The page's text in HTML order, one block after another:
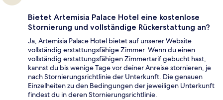
Bietet Artemisia Palace Hotel eine kostenlose
Stornierung und vollständige Rückerstattung an?
Ja, Artemisia Palace Hotel bietet auf unserer Website
vollständig erstattungsfähige Zimmer. Wenn du einen
vollständig erstattungsfähigen Zimmertarif gebucht hast,
kannst du bis wenige Tage vor deiner Anreise stornieren, je
nach Stornierungsrichtlinie der Unterkunft. Die genauen
Einzelheiten zu den Bedingungen der jeweiligen Unterkunft
findest du in deren Stornierungsrichtlinie.